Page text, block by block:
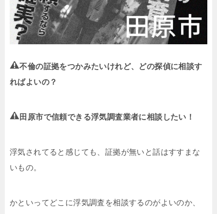
不倫の証拠をつかみたいけれど、どの探偵に相談す
ればよいの？
田原市で信頼できる浮気調査業者に相談したい！
浮気されてると感じても、証拠が無いと話はすすまな
いもの。
かといってどこに浮気調査を相談するのがよいのか、